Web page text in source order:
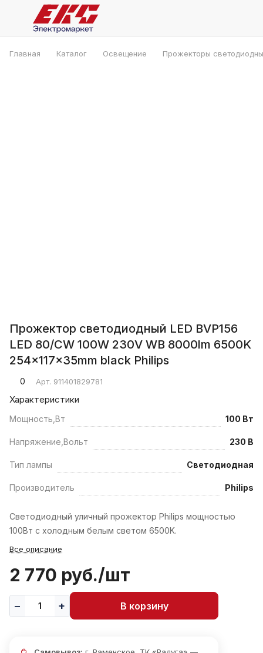
Главная Каталог Освещение Прожекторы
Прожектор светодиодный LED BVP156
LED 80/CW 100W 230V WB 8000lm 6500K
254x117x35mm black Philips
0 Арт. 911401829781
Характеристики
Мощность,Вт 100 Вт
Напряжение,Вольт 230 В
Тип лампы Светодиодная
Производитель Philips
Светодиодный уличный прожектор Philips мощностью
100Вт с холодным белым светом 6500K.
Все описание
2 770 руб./шт
В корзину